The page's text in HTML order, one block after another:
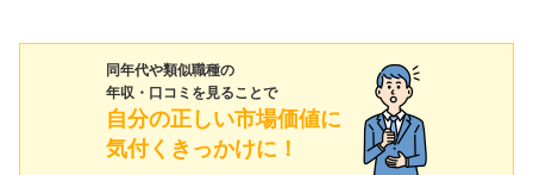
同年代や類似職種の
年収・口コミを見ることで
自分の正しい市場価値に
気付くきっかけに！